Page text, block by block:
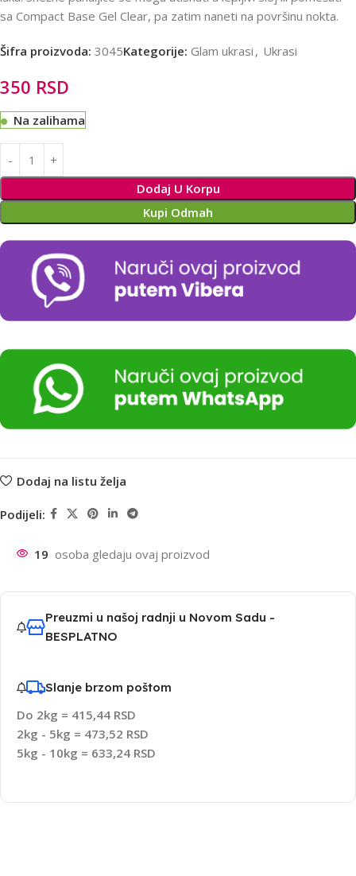
sa Compact Base Gel Clear, pa zatim naneti na površinu nokta.
Šifra proizvoda: 3045Kategorije: Glam ukrasi , Ukrasi
350 RSD
Na zalihama
Dodaj U Korpu
Kupi Odmah
Alternative:
Dodaj na listu želja
Podijeli:
19 osoba gledaju ovaj proizvod
Preuzmi u našoj radnji u Novom Sadu -
BESPLATNO
Slanje brzom poštom
Do 2kg = 415,44 RSD
2kg - 5kg = 473,52 RSD
5kg - 10kg = 633,24 RSD